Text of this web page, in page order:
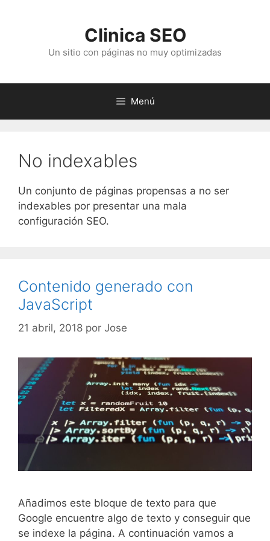
Clinica SEO
Un sitio con páginas no muy optimizadas
Menú
No indexables
Un conjunto de páginas propensas a no ser
indexables por presentar una mala
configuración SEO.
Contenido generado con
JavaScript
21 abril, 2018 por Jose
Añadimos este bloque de texto para que
Google encuentre algo de texto y conseguir que
se indexe la página. A continuación vamos a